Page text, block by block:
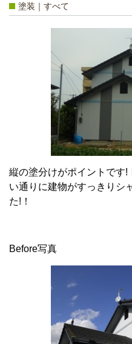
塗装｜すべて
縦の塗分けがポイントです!
い通りに建物がすっきりシ
た!！
Before写真